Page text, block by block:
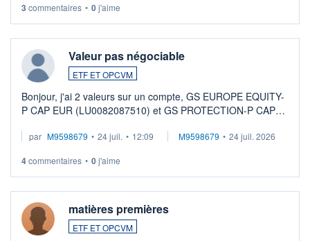
3 commentaires • 0j'aime
Valeur pas négociable
ETF ET OPCVM
Bonjour, j'ai 2 valeurs sur un compte, GS EUROPE EQUITY-
P CAP EUR (LU0082087510) et GS PROTECTION-P CAP
veux procéder à la vente, on me signale ...
par M9598679 • 24 juil. • 12:09 M9598679 • 24 juil. 2026
4commentaires • 0j'aime
matières premières
ETF ET OPCVM